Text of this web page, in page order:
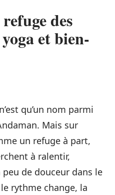
des
et bien-
qu’un nom parmi
Mais sur
un refuge à part,
à ralentir,
de douceur dans le
rythme change, la